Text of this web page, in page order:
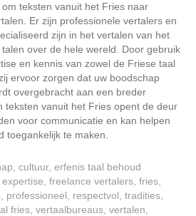
teksten vanuit het Fries naar
Er zijn professionele vertalers en
zijn in het vertalen van het
over de hele wereld. Door gebruik
en kennis van zowel de Friese taal
ervoor zorgen dat uw boodschap
overgebracht aan een breder
teksten vanuit het Fries opent de deur
voor communicatie en kan helpen
toegankelijk te maken.
cultuur, erfenis taal behoud
expertise freelance vertalers fries
professioneel respectvol tradities
fries vertaalbureaus vertalen